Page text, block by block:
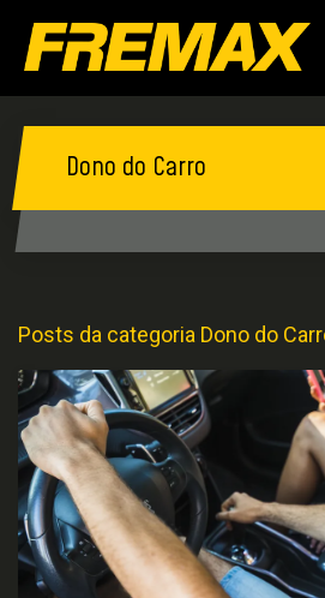
Dono do Carro
Posts da categoria Dono do